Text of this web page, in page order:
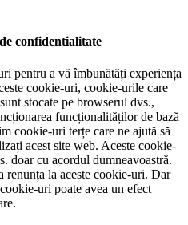
confidentialitate
pentru a vă îmbunătăți experiența
cookie-uri, cookie-urile care
stocate pe browserul dvs.,
funcționalităților de bază
cookie-uri terțe care ne ajută să
acest site web. Aceste cookie-
doar cu acordul dumneavoastră.
renunța la aceste cookie-uri. Dar
uri poate avea un efect